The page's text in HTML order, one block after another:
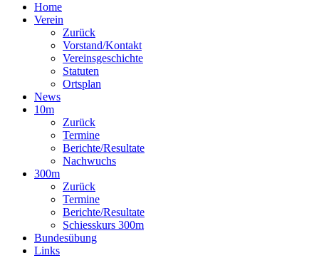
Home
Verein
Zurück
Vorstand/Kontakt
Vereinsgeschichte
Statuten
Ortsplan
News
10m
Zurück
Termine
Berichte/Resultate
Nachwuchs
300m
Zurück
Termine
Berichte/Resultate
Schiesskurs 300m
Bundesübung
Links